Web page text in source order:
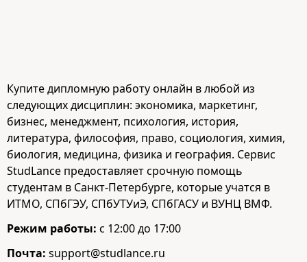
Купите дипломную работу онлайн в любой из
следующих дисциплин: экономика, маркетинг,
бизнес, менеджмент, психология, история,
литература, философия, право, социология, химия,
биология, медицина, физика и география. Сервис
StudLance предоставляет срочную помощь
студентам в Санкт-Петербурге, которые учатся в
ИТМО, СПбГЭУ, СПбУТУиЭ, СПбГАСУ и ВУНЦ ВМФ.
Режим работы: с 12:00 до 17:00
Почта: support@studlance.ru